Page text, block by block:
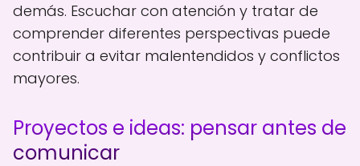
demás. Escuchar con atención y tratar de
comprender diferentes perspectivas puede
contribuir a evitar malentendidos y conflictos
mayores.
Proyectos e ideas: pensar antes de
comunicar